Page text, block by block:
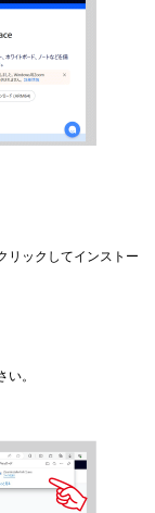
リックしてインストー
。